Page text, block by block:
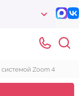
Zoom 4